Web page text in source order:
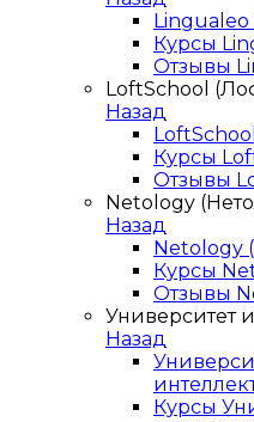
Lingualeo
Курсы
Отзывы
LoftSchool
Назад
Курсы
Отзывы
Netology
Назад
Netology
Курсы
Отзывы
Университет
Назад
Курсы